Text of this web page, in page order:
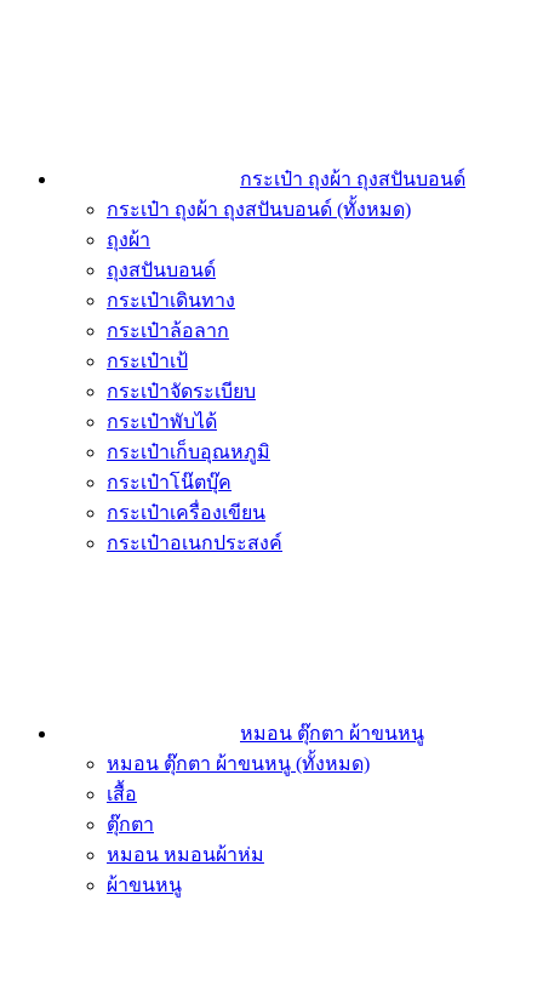
กระเป๋า ถุงผ้า ถุงสปันบอนด์
กระเป๋า ถุงผ้า ถุงสปันบอนด์ (ทั้งหมด)
ถุงผ้า
ถุงสปันบอนด์
กระเป๋าเดินทาง
กระเป๋าล้อลาก
กระเป๋าเป้
กระเป๋าจัดระเบียบ
กระเป๋าพับได้
กระเป๋าเก็บอุณหภูมิ
กระเป๋าโน๊ตบุ๊ค
กระเป๋าเครื่องเขียน
กระเป๋าอเนกประสงค์
หมอน ตุ๊กตา ผ้าขนหนู
หมอน ตุ๊กตา ผ้าขนหนู (ทั้งหมด)
เสื้อ
ตุ๊กตา
หมอน หมอนผ้าห่ม
ผ้าขนหนู